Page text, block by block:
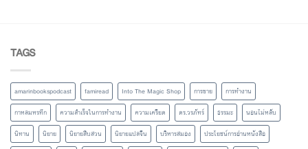
TAGS
amarinbookspodcast famiread Into The Magic Shop การขาย
การทำงาน
กาหลมหรทึก
ความสำเร็จในการทำงาน ความเครียด ดร.วรภัทร์ ธรรมะ
นอนไม่หลับ
นิทาน
นิยาย นิยายสืบสวน นิยายแปลจีน บริหารสมอง
ประโยชน์การอ่านหนังสือ